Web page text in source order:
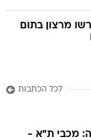
מרצון בתום
לכל הכתבות
מכבי ת"א -